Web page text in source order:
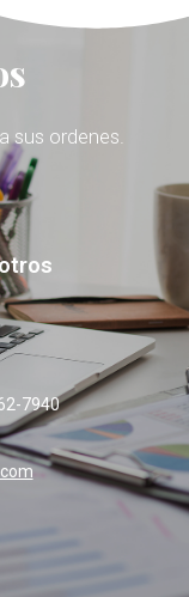
sus ordenes.
7940